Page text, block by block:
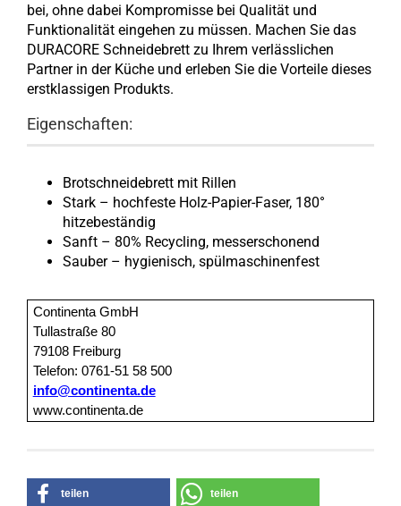
bei, ohne dabei Kompromisse bei Qualität und
Funktionalität eingehen zu müssen. Machen Sie das
DURACORE Schneidebrett zu Ihrem verlässlichen
Partner in der Küche und erleben Sie die Vorteile dieses
erstklassigen Produkts.
Eigenschaften:
Brotschneidebrett mit Rillen
Stark – hochfeste Holz-Papier-Faser, 180°
hitzebeständig
Sanft – 80% Recycling, messerschonend
Sauber – hygienisch, spülmaschinenfest
Continenta GmbH
Tullastraße 80
79108 Freiburg
Telefon: 0761-51 58 500
info@continenta.de
www.continenta.de
teilen teilen